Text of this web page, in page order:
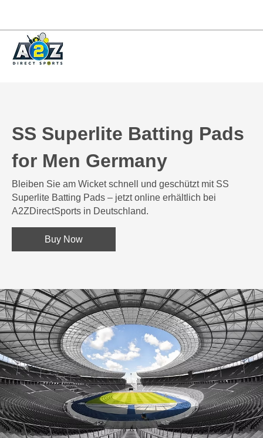
SS Superlite Batting Pads
for Men Germany
Bleiben Sie am Wicket schnell und geschützt mit SS
Superlite Batting Pads – jetzt online erhältlich bei
A2ZDirectSports in Deutschland.
Buy Now